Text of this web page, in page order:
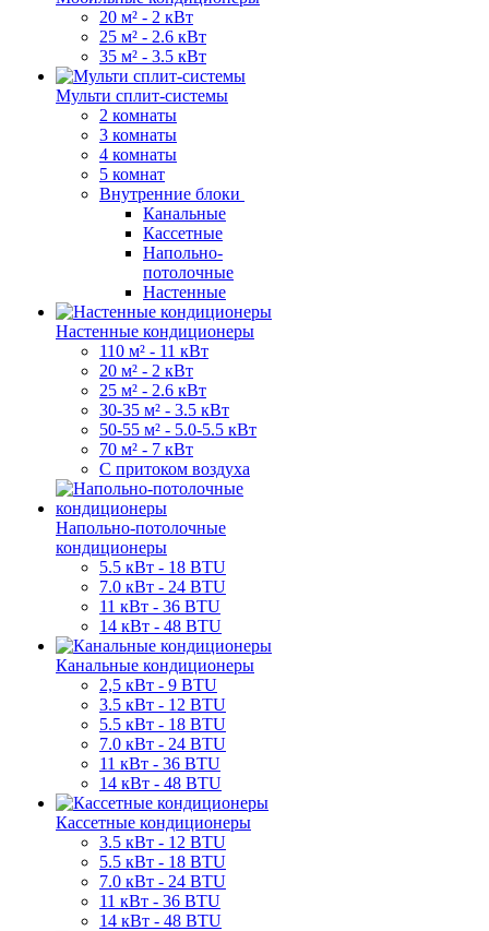
20 м² - 2 кВт
25 м² - 2.6 кВт
35 м² - 3.5 кВт
Мульти сплит-системы
2 комнаты
3 комнаты
4 комнаты
5 комнат
Внутренние блоки
Канальные
Кассетные
Напольно-
потолочные
Настенные
Настенные кондиционеры
110 м² - 11 кВт
20 м² - 2 кВт
25 м² - 2.6 кВт
30-35 м² - 3.5 кВт
50-55 м² - 5.0-5.5 кВт
70 м² - 7 кВт
С притоком воздуха
Напольно-потолочные
кондиционеры
5.5 кВт - 18 BTU
7.0 кВт - 24 BTU
11 кВт - 36 BTU
14 кВт - 48 BTU
Канальные кондиционеры
2,5 кВт - 9 BTU
3.5 кВт - 12 BTU
5.5 кВт - 18 BTU
7.0 кВт - 24 BTU
11 кВт - 36 BTU
14 кВт - 48 BTU
Кассетные кондиционеры
3.5 кВт - 12 BTU
5.5 кВт - 18 BTU
7.0 кВт - 24 BTU
11 кВт - 36 BTU
14 кВт - 48 BTU